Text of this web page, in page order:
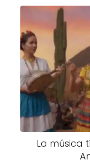
La música